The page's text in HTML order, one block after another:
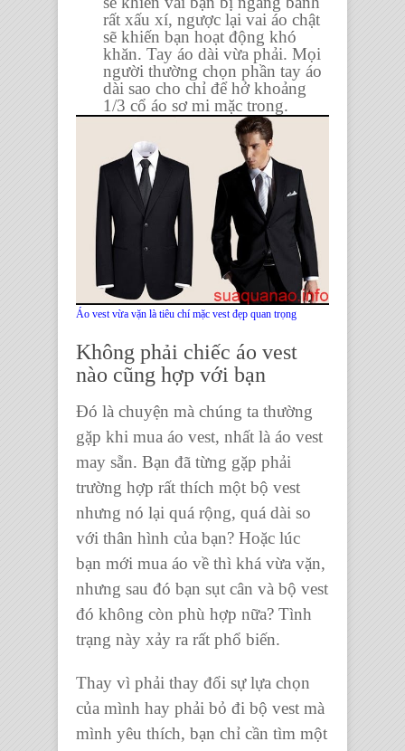
rất xấu xí, ngược lại vai áo chật
sẽ khiến bạn hoạt động khó
khăn. Tay áo dài vừa phải. Mọi
người thường chọn phần tay áo
dài sao cho chỉ để hở khoảng
1/3 cổ áo sơ mi mặc trong.
Áo vest vừa vặn là tiêu chí mặc vest đẹp quan trọng
Không phải chiếc áo vest
nào cũng hợp với bạn
Đó là chuyện mà chúng ta thường
gặp khi mua áo vest, nhất là áo vest
may sẵn. Bạn đã từng gặp phải
trường hợp rất thích một bộ vest
nhưng nó lại quá rộng, quá dài so
với thân hình của bạn? Hoặc lúc
bạn mới mua áo về thì khá vừa vặn,
nhưng sau đó bạn sụt cân và bộ vest
đó không còn phù hợp nữa? Tình
trạng này xảy ra rất phổ biến.
Thay vì phải thay đổi sự lựa chọn
của mình hay phải bỏ đi bộ vest mà
mình yêu thích, bạn chỉ cần tìm một